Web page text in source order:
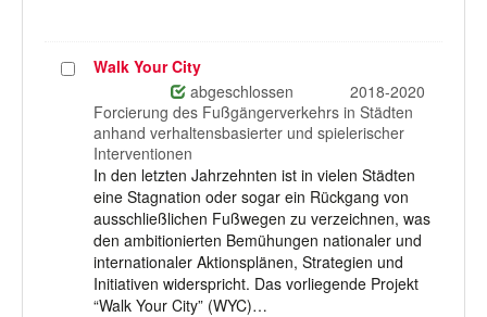
ProjektWalk Your City
abgeschlossen
2018-2020
Forcierung des Fußgängerverkehrs in Städten
anhand verhaltensbasierter und spielerischer
Interventionen
In den letzten Jahrzehnten ist in vielen Städten
eine Stagnation oder sogar ein Rückgang von
ausschließlichen Fußwegen zu verzeichnen, was
den ambitionierten Bemühungen nationaler und
internationaler Aktionsplänen, Strategien und
Initiativen widerspricht. Das vorliegende Projekt
“Walk Your City” (WYC)…